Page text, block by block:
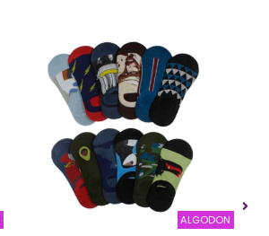
ALGODON